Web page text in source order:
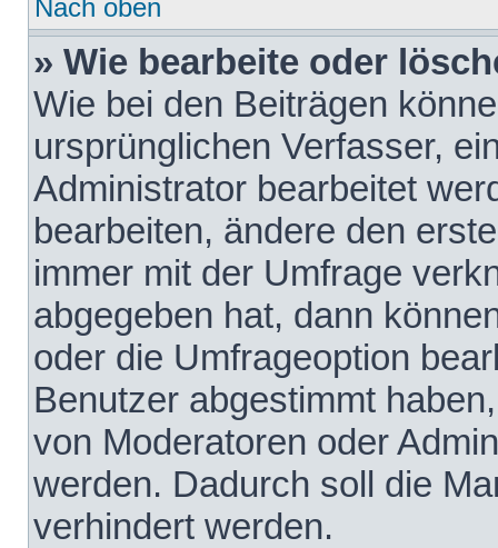
Nach oben
» Wie bearbeite oder
Wie bei den Beiträgen
ursprünglichen Verfasser,
Administrator bearbeitet
bearbeiten, ändere den
immer mit der Umfrage
abgegeben hat, dann
oder die Umfrageoption
Benutzer abgestimmt
von Moderatoren oder
werden. Dadurch soll die
verhindert werden.